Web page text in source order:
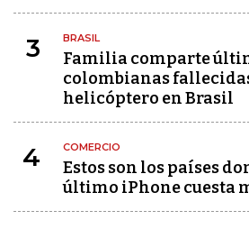
3 BRASIL
Familia comparte
colombianas
helicóptero en Brasil
4 COMERCIO
Estos son los países
último iPhone cuesta